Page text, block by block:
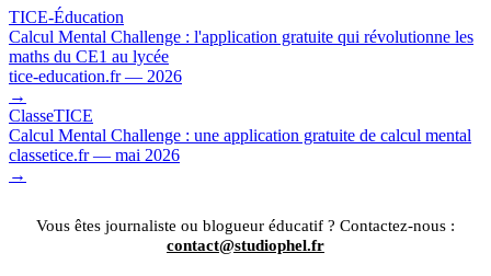
TICE-Éducation
Calcul Mental Challenge : l'application gratuite qui révolutionne les
maths du CE1 au lycée
tice-education.fr — 2026
→
ClasseTICE
Calcul Mental Challenge : une application gratuite de calcul mental
classetice.fr — mai 2026
→
Vous êtes journaliste ou blogueur éducatif ? Contactez-nous :
contact@studiophel.fr